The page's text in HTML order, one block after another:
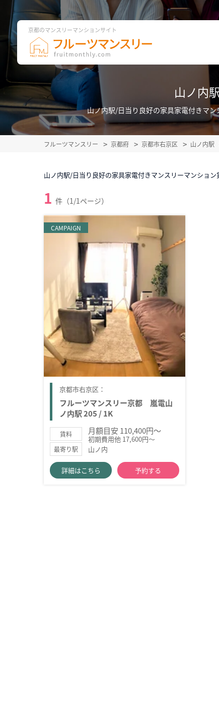
京都のマンスリーマンションサイト
山ノ内
山ノ内駅/日当り良好の家具家電付きマ
フルーツマンスリー 京都府 京都市右京区 山ノ内駅
山ノ内駅/日当り良好の家具家電付きマンスリーマンション
1 件（1/1ページ）
CAMPAIGN
京都市右京区：
フルーツマンスリー京都 嵐電山
ノ内駅 205 / 1K
賃料 月額目安 110,400円～
初期費用他 17,600円～
最寄り駅 山ノ内
詳細はこちら 予約する